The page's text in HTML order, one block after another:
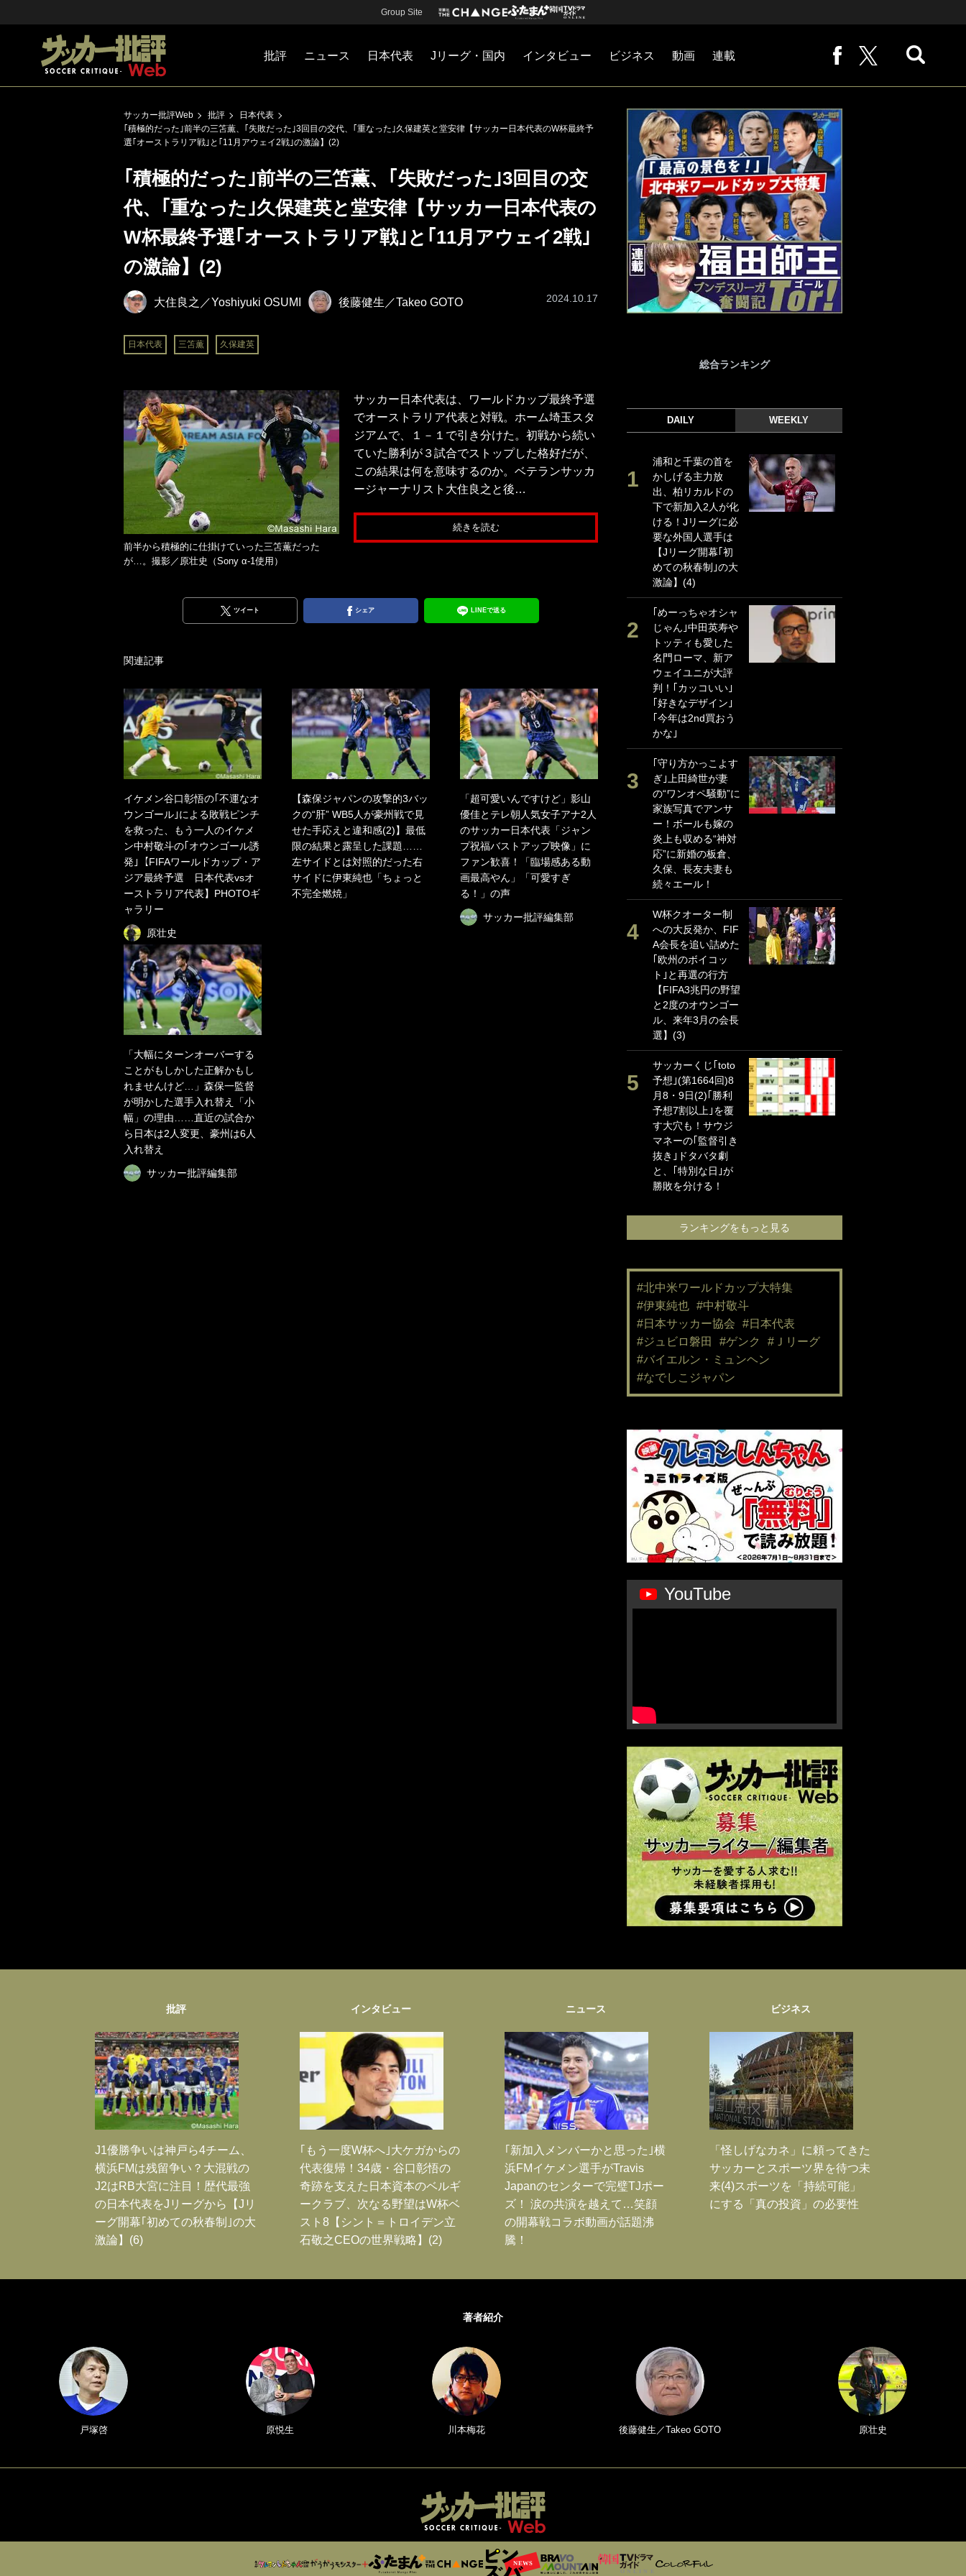
Group Site
批評 ニュース 日本代表 Jリーグ・国内 インタビュー ビジネス 動画 連載
サッカー批評Web 批評
日本代表
｢積極的だった｣前半の三笘薫、｢失敗だった｣3回目の交代、｢重なった｣久保建英と堂安律【サッカー日本代表のW杯最終予
選｢オーストラリア戦｣と｢11月アウェイ2戦｣の激論】(2)
｢積極的だった｣前半の三笘薫、｢失敗だった｣3回目の交
代、｢重なった｣久保建英と堂安律【サッカー日本代表の
W杯最終予選｢オーストラリア戦｣と｢11月アウェイ2戦｣
の激論】(2)
大住良之／Yoshiyuki OSUMI 後藤健生／Takeo GOTO
日本代表 三笘薫 久保建英
2024.10.17
前半から積極的に仕掛けていった三笘薫だった
が…。撮影／原壮史（Sony α‐1使用）
サッカー日本代表は、ワールドカップ最終予選
でオーストラリア代表と対戦。ホーム埼玉スタ
ジアムで、１－１で引き分けた。初戦から続い
ていた勝利が３試合でストップした格好だが、
この結果は何を意味するのか。ベテランサッカ
ージャーナリスト大住良之と後…
続きを読む
ツイート シェア LINEで送る
関連記事
イケメン谷口彰悟の｢不運なオ
ウンゴール｣による敗戦ピンチ
を救った、もう一人のイケメ
ン中村敬斗の｢オウンゴール誘
発｣【FIFAワールドカップ・ア
ジア最終予選 日本代表vsオ
ーストラリア代表】PHOTOギ
ャラリー
原壮史
【森保ジャパンの攻撃的3バッ
クの“肝” WB5人が豪州戦で見
せた手応えと違和感(2)】最低
限の結果と露呈した課題……
左サイドとは対照的だった右
サイドに伊東純也「ちょっと
不完全燃焼」
「超可愛いんですけど」影山
優佳とテレ朝人気女子アナ2人
のサッカー日本代表「ジャン
プ祝福バストアップ映像」に
ファン歓喜！「臨場感ある動
画最高やん」「可愛すぎ
る！」の声
サッカー批評編集部
「大幅にターンオーバーする
ことがもしかした正解かもし
れませんけど…」森保一監督
が明かした選手入れ替え「小
幅」の理由……直近の試合か
ら日本は2人変更、豪州は6人
入れ替え
サッカー批評編集部
総合ランキング
DAILY WEEKLY
浦和と千葉の首を
かしげる主力放
出、柏リカルドの
下で新加入2人が化
ける！Jリーグに必
要な外国人選手は
【Jリーグ開幕｢初
めての秋春制｣の大
激論】(4)
｢めーっちゃオシャ
じゃん｣中田英寿や
トッティも愛した
名門ローマ、新ア
ウェイユニが大評
判！｢カッコいい｣
｢好きなデザイン｣
｢今年は2nd買おう
かな｣
｢守り方かっこよす
ぎ｣上田綺世が妻
の“ワンオペ騒動”に
家族写真でアンサ
ー！ボールも嫁の
炎上も収める“神対
応”に新婚の板倉、
久保、長友夫妻も
続々エール！
W杯クオーター制
への大反発か、FIF
A会長を追い詰めた
｢欧州のボイコッ
ト｣と再選の行方
【FIFA3兆円の野望
と2度のオウンゴー
ル、来年3月の会長
選】(3)
サッカーくじ｢toto
予想｣(第1664回)8
月8・9日(2)｢勝利
予想7割以上｣を覆
す大穴も！サウジ
マネーの｢監督引き
抜き｣ドタバタ劇
と、｢特別な日｣が
勝敗を分ける！
ランキングをもっと見る
#北中米ワールドカップ大特集
#伊東純也 #中村敬斗
#日本サッカー協会
#日本代表
#ジュビロ磐田
#ゲンク
#Ｊリーグ
#バイエルン・ミュンヘン
#なでしこジャパン
YouTube
批評
J1優勝争いは神戸ら4チーム、
横浜FMは残留争い？大混戦の
J2はRB大宮に注目！歴代最強
の日本代表をJリーグから【Jリ
ーグ開幕｢初めての秋春制｣の大
激論】(6)
インタビュー
｢もう一度W杯へ｣大ケガからの
代表復帰！34歳・谷口彰悟の
奇跡を支えた日本資本のベルギ
ークラブ、次なる野望はW杯ベ
スト8【シント＝トロイデン立
石敬之CEOの世界戦略】(2)
ニュース
｢新加入メンバーかと思った｣横
浜FMイケメン選手がTravis
Japanのセンターで完璧TJポー
ズ！ 涙の共演を越えて…笑顔
の開幕戦コラボ動画が話題沸
騰！
ビジネス
「怪しげなカネ」に頼ってきた
サッカーとスポーツ界を待つ未
来(4)スポーツを「持続可能」
にする「真の投資」の必要性
著者紹介
戸塚啓 原悦生 川本梅花 後藤健生／Takeo GOTO 原壮史